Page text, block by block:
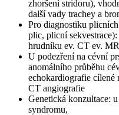
zhoršení stridoru),
další vady trachey a
Pro diagnostiku
plic, plicní
hrudníku ev. CT ev.
U podezření na cévní
anomálního průběhu
echokardiografie cílené
CT angiografie
Genetická konzultace:
syndromu,